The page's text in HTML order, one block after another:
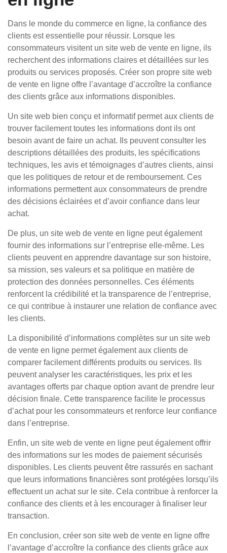
Dans le monde du commerce en ligne, la confiance des
clients est essentielle pour réussir. Lorsque les
consommateurs visitent un site web de vente en ligne, ils
recherchent des informations claires et détaillées sur les
produits ou services proposés. Créer son propre site web
de vente en ligne offre l’avantage d’accroître la confiance
des clients grâce aux informations disponibles.
Un site web bien conçu et informatif permet aux clients de
trouver facilement toutes les informations dont ils ont
besoin avant de faire un achat. Ils peuvent consulter les
descriptions détaillées des produits, les spécifications
techniques, les avis et témoignages d’autres clients, ainsi
que les politiques de retour et de remboursement. Ces
informations permettent aux consommateurs de prendre
des décisions éclairées et d’avoir confiance dans leur
achat.
De plus, un site web de vente en ligne peut également
fournir des informations sur l’entreprise elle-même. Les
clients peuvent en apprendre davantage sur son histoire,
sa mission, ses valeurs et sa politique en matière de
protection des données personnelles. Ces éléments
renforcent la crédibilité et la transparence de l’entreprise,
ce qui contribue à instaurer une relation de confiance avec
les clients.
La disponibilité d’informations complètes sur un site web
de vente en ligne permet également aux clients de
comparer facilement différents produits ou services. Ils
peuvent analyser les caractéristiques, les prix et les
avantages offerts par chaque option avant de prendre leur
décision finale. Cette transparence facilite le processus
d’achat pour les consommateurs et renforce leur confiance
dans l’entreprise.
Enfin, un site web de vente en ligne peut également offrir
des informations sur les modes de paiement sécurisés
disponibles. Les clients peuvent être rassurés en sachant
que leurs informations financières sont protégées lorsqu’ils
effectuent un achat sur le site. Cela contribue à renforcer la
confiance des clients et à les encourager à finaliser leur
transaction.
En conclusion, créer son site web de vente en ligne offre
l’avantage d’accroître la confiance des clients grâce aux